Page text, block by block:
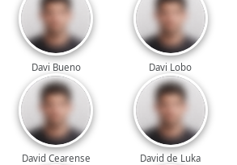
Davi Bueno Davi Lobo
David Cearense David de Luka